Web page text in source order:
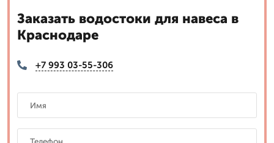
Заказать водостоки для навеса в
Краснодаре
+7 993 03-55-306